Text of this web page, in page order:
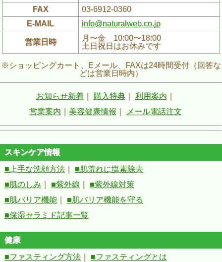
FAX
03-6912-0360
E-MAIL
info@naturalweb.co.jp
営業日時
月〜金 10:00〜18:00
土日祝日はお休みです
※ショッピングカート、Eメール、FAXは24時間受付（回答な
どは営業日時内）
お知らせ新着｜ 購入特典｜ 利用案内
営業案内
美容健康情報 メール電話注文
スキンケア情報
■上手な洗顔方法
■肌荒れに塩素除去
■肌のしみ
■紫外線
■紫外線対策
■肌バリア機能
■肌バリア機能を守る
■保湿セラミド記事一覧
健康
■ファスティング方法
■ファスティングとは